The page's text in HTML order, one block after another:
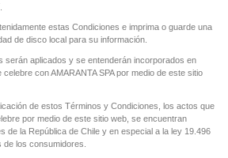
estas Condiciones e imprima o guarde una
de disco local para su información.
serán aplicados y se entenderán incorporados en
con AMARANTA SPA por medio de este sitio
de estos Términos y Condiciones, los actos que
por medio de este sitio web, se encuentran
de la República de Chile y en especial a la ley 19.496
los consumidores.